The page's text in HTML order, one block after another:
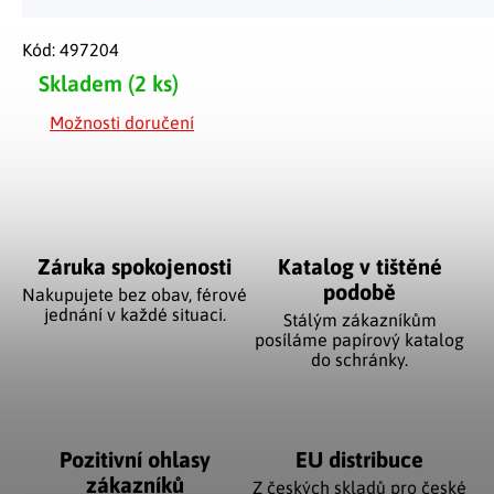
Skladem (2 ks)
Možnosti doručení
Kód: 497204
Záruka spokojenosti
Nakupujete bez obav, férové
jednání v každé situaci.
Katalog v tištěné
podobě
Stálým zákazníkům
posíláme papírový katalog
do schránky.
Pozitivní ohlasy
zákazníků
EU distribuce
Z českých skladů pro české